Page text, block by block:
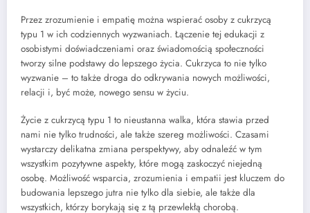
Przez zrozumienie i empatię można wspierać osoby z cukrzycą
typu 1 w ich codziennych wyzwaniach. Łączenie tej edukacji z
osobistymi doświadczeniami oraz świadomością społeczności
tworzy silne podstawy do lepszego życia. Cukrzyca to nie tylko
wyzwanie – to także droga do odkrywania nowych możliwości,
relacji i, być może, nowego sensu w życiu.
Życie z cukrzycą typu 1 to nieustanna walka, która stawia przed
nami nie tylko trudności, ale także szereg możliwości. Czasami
wystarczy delikatna zmiana perspektywy, aby odnaleźć w tym
wszystkim pozytywne aspekty, które mogą zaskoczyć niejedną
osobę. Możliwość wsparcia, zrozumienia i empatii jest kluczem do
budowania lepszego jutra nie tylko dla siebie, ale także dla
wszystkich, którzy borykają się z tą przewlekłą chorobą.